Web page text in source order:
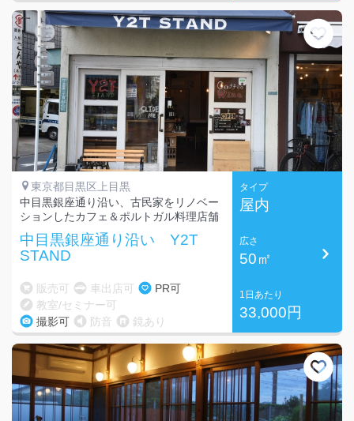
東京都目黒区上目黒
中目黒銀座通り沿い、古民家をリノベー
ションしたカフェ＆ポルトガル料理店舗
中目黒銀座通り沿い Y2T
STAND
販売可 車出店可
PR可
教室/セミナー可
撮影可
防音 鏡あり
タイプ
屋内
広さ
50㎡
1日あたり
33,000円